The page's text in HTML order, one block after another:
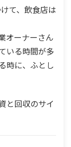
て、飲食店は
オーナーさん
いる時間が多
時に、ふとし
と回収のサイ